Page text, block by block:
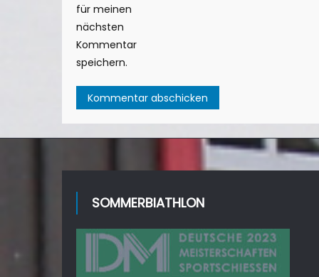
für meinen
nächsten
Kommentar
speichern.
SOMMERBIATHLON